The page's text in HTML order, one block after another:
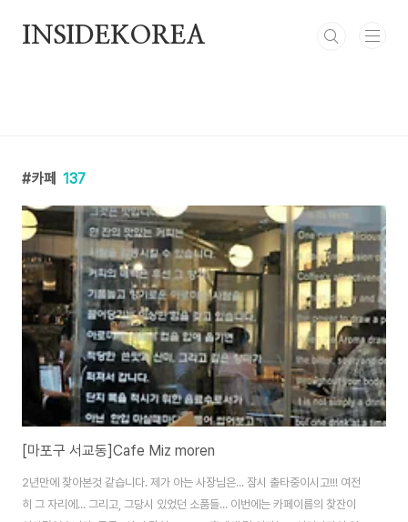
INSIDEKOREA
카페 137
[마포구 서교동]Cafe Miz moren
2년만에 찾아본것 같습니다. 제가 아는 사장님은... 잠시 출타중이시고!!! 여전
히 그 자리에... 그리고, 그당시 있었던 소품들... 이번에는 카페이름의 찾잔이